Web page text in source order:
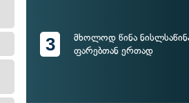
3
მხოლოდ წინა
ფარებთან ერთად